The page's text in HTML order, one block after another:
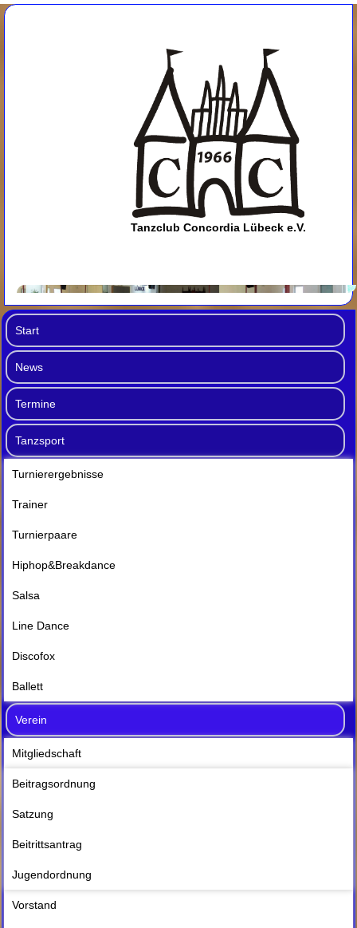
Tanzclub Concordia Lübeck e.V.
Start
News
Termine
Tanzsport
Turnierergebnisse
Trainer
Turnierpaare
Hiphop&Breakdance
Salsa
Line Dance
Discofox
Ballett
Verein
Mitgliedschaft
Beitragsordnung
Satzung
Beitrittsantrag
Jugendordnung
Vorstand